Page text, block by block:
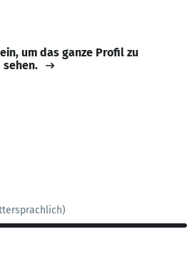
um das ganze Profil zu
sehen.